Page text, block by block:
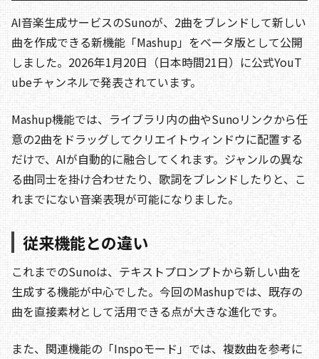
AI音楽生成サービスのSunoが、2曲をブレンドして新しい
曲を作成できる新機能「Mashup」をベータ版として公開
しました。2026年1月20日（日本時間21日）に公式YouT
ubeチャンネルで発表されています。
Mashup機能では、ライブラリ内の曲やSunoリンクから任
意の2曲をドラッグしてクリエイトウィンドウに配置する
だけで、AIが自動的に融合してくれます。ジャンルの異な
る曲同士を掛け合わせたり、歌詞をブレンドしたりと、こ
れまでにない音楽表現が可能になりました。
従来機能との違い
これまでのSunoは、テキストプロンプトから新しい曲を
生成する機能が中心でした。今回のMashupでは、既存の
曲を直接素材として活用できる点が大きな進化です。
また、関連機能の「Inspoモード」では、複数曲を参考に